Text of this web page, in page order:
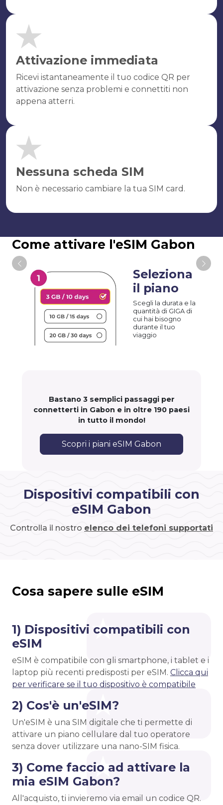
Attivazione immediata
Ricevi istantaneamente il tuo codice QR per
attivazione senza problemi e connettiti non
appena atterri.
Nessuna scheda SIM
Non è necessario cambiare la tua SIM card.
Come attivare l'eSIM Gabon
Seleziona
il piano
Scegli la durata e la
quantità di GIGA di
cui hai bisogno
durante il tuo
viaggio
Bastano 3 semplici passaggi per
connetterti in Gabon e in oltre 190 paesi
in tutto il mondo!
Scopri i piani eSIM Gabon
Dispositivi compatibili con
eSIM Gabon
Controlla il nostro elenco dei telefoni supportati
Cosa sapere sulle eSIM
1) Dispositivi compatibili con
eSIM
eSIM è compatibile con gli smartphone, i tablet e i
laptop più recenti predisposti per eSIM. Clicca qui
per verificare se il tuo dispositivo è compatibile
2) Cos'è un'eSIM?
Un'eSIM è una SIM digitale che ti permette di
attivare un piano cellulare dal tuo operatore
senza dover utilizzare una nano-SIM fisica.
3) Come faccio ad attivare la
mia eSIM Gabon?
All'acquisto, ti invieremo via email un codice QR.